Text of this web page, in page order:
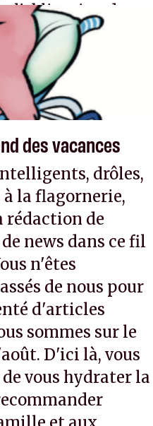
l'obligation de
pour la
des vacances
drôles,
la flagornerie,
rédaction de
news dans ce fil
n'êtes
de nous pour
d'articles
sommes sur le
D'ici là, vous
vous hydrater la